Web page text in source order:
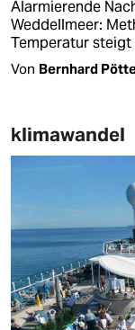
Alarmierende
Weddellmeer:
Temperatur steigt
Von Bernhard
klimawandel